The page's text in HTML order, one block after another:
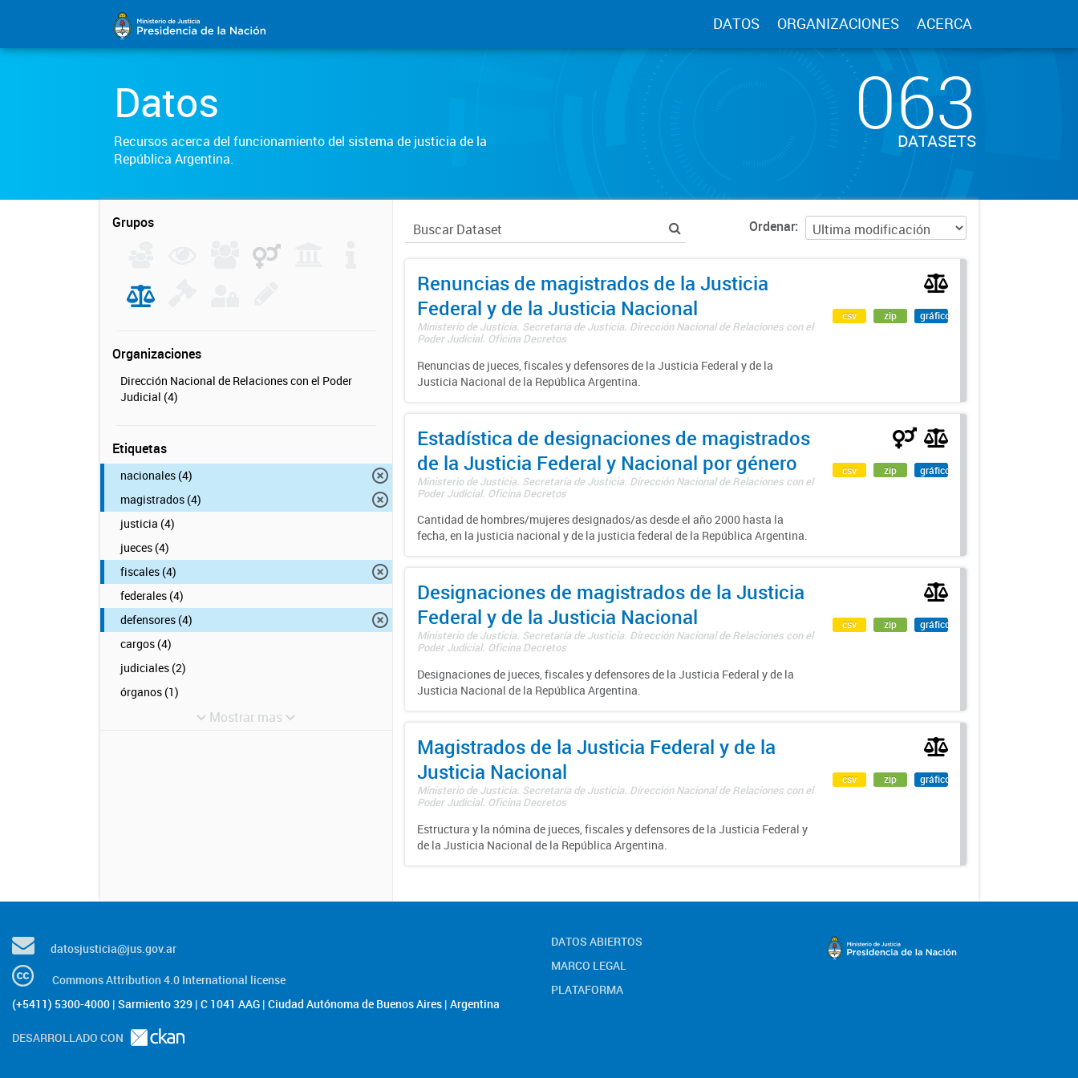
DATOS ORGANIZACIONES ACERCA
Datos
Recursos acerca del funcionamiento del sistema de justicia de la
República Argentina.
063
DATASETS
Grupos
Organizaciones
Dirección Nacional de Relaciones con el Poder
Judicial (4)
Etiquetas
nacionales (4)
magistrados (4)
justicia (4)
jueces (4)
fiscales (4)
federales (4)
defensores (4)
cargos (4)
judiciales (2)
órganos (1)
Mostrar mas
Ordenar
Renuncias de magistrados de la Justicia
Federal y de la Justicia Nacional
Ministerio de Justicia. Secretaría de Justicia. Dirección Nacional de Relaciones con el
Poder Judicial. Oficina Decretos
Renuncias de jueces, fiscales y defensores de la Justicia Federal y de la
Justicia Nacional de la República Argentina.
csv zip gráfico
Estadística de designaciones de magistrados
de la Justicia Federal y Nacional por género
Ministerio de Justicia. Secretaría de Justicia. Dirección Nacional de Relaciones con el
Poder Judicial. Oficina Decretos
Cantidad de hombres/mujeres designados/as desde el año 2000 hasta la
fecha, en la justicia nacional y de la justicia federal de la República Argentina.
csv zip gráfico
Designaciones de magistrados de la Justicia
Federal y de la Justicia Nacional
Ministerio de Justicia. Secretaría de Justicia. Dirección Nacional de Relaciones con el
Poder Judicial. Oficina Decretos
Designaciones de jueces, fiscales y defensores de la Justicia Federal y de la
Justicia Nacional de la República Argentina.
csv zip gráfico
Magistrados de la Justicia Federal y de la
Justicia Nacional
Ministerio de Justicia. Secretaría de Justicia. Dirección Nacional de Relaciones con el
Poder Judicial. Oficina Decretos
Estructura y la nómina de jueces, fiscales y defensores de la Justicia Federal y
de la Justicia Nacional de la República Argentina.
csv zip gráfico
datosjusticia@jus.gov.ar
Commons Attribution 4.0 International license
(+5411) 5300-4000 | Sarmiento 329 | C 1041 AAG | Ciudad Autónoma de Buenos Aires | Argentina
DESARROLLADO CON
DATOS ABIERTOS
MARCO LEGAL
PLATAFORMA